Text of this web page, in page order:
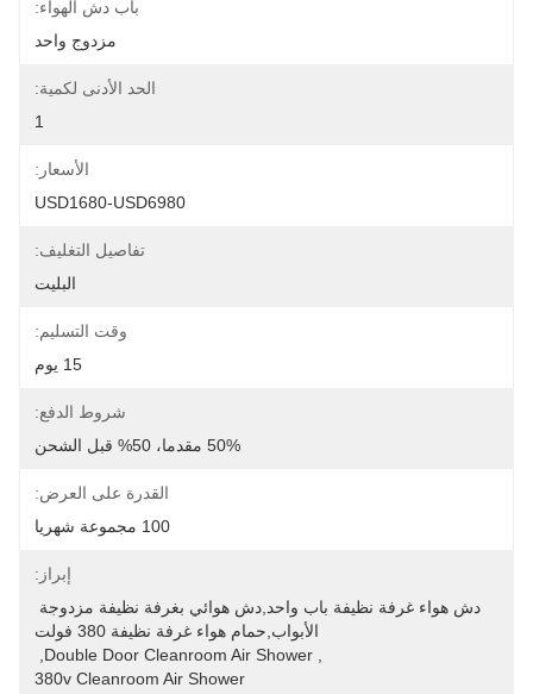
باب دش الهواء:
مزدوج واحد
الحد الأدنى لكمية:
1
الأسعار:
USD1680-USD6980
تفاصيل التغليف:
البليت
وقت التسليم:
15 يوم
شروط الدفع:
50% مقدما، 50% قبل الشحن
القدرة على العرض:
100 مجموعة شهريا
إبراز:
الأبواب,حمام هواء غرفة نظيفة 380 فولت
Double Door Cleanroom Air Shower
380v Cleanroom Air Shower